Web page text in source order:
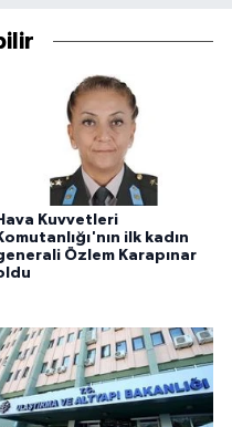
Kuvvetleri
ilk kadın
Özlem Karapınar